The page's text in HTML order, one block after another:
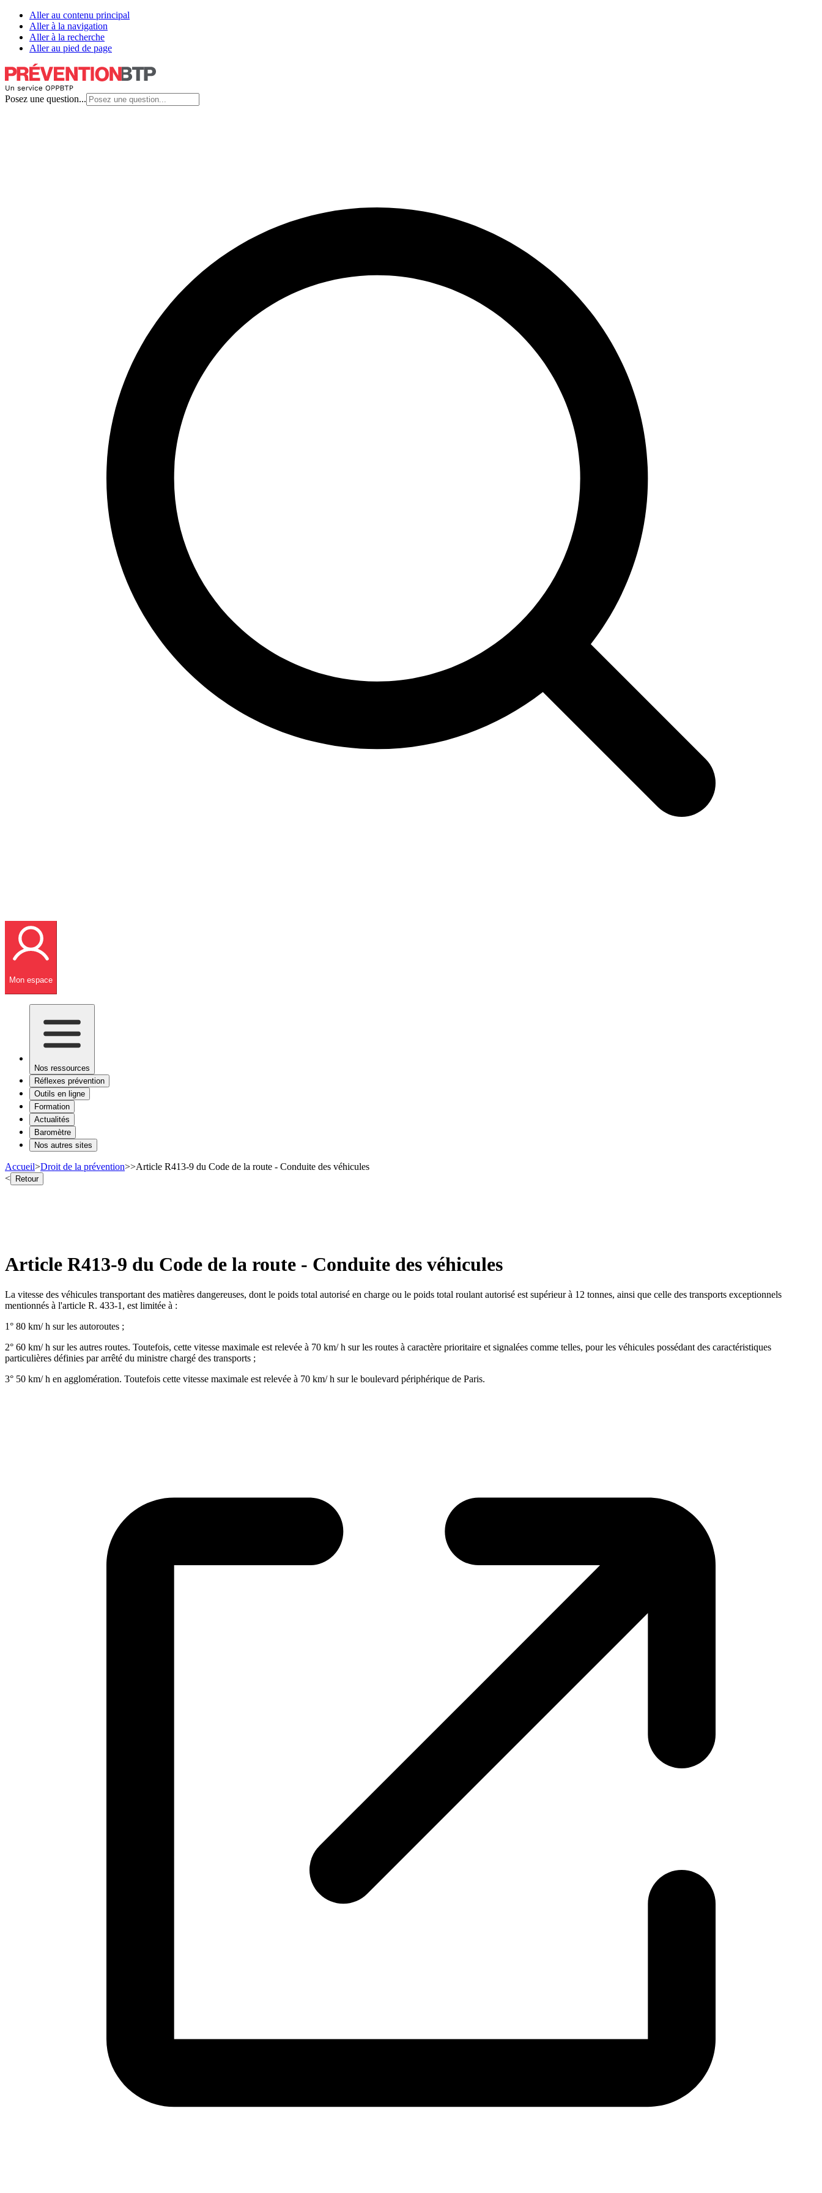
Aller au contenu principal
Aller à la navigation
Aller à la recherche
Aller au pied de page
Posez une question...
Mon espace
Nos ressources
Réflexes prévention
Outils en ligne
Formation
Actualités
Baromètre
Nos autres sites
Accueil>Droit de la prévention>>Article R413-9 du Code de la route - Conduite des véhicules
< Retour
Article R413-9 du Code de la route - Conduite des véhicules
La vitesse des véhicules transportant des matières dangereuses, dont le poids total autorisé en charge ou le poids total roulant autorisé est supérieur à 12 tonnes, ainsi que celle des transports exceptionnels
mentionnés à l'article R. 433-1, est limitée à :
1° 80 km/ h sur les autoroutes ;
2° 60 km/ h sur les autres routes. Toutefois, cette vitesse maximale est relevée à 70 km/ h sur les routes à caractère prioritaire et signalées comme telles, pour les véhicules possédant des caractéristiques
particulières définies par arrêté du ministre chargé des transports ;
3° 50 km/ h en agglomération. Toutefois cette vitesse maximale est relevée à 70 km/ h sur le boulevard périphérique de Paris.